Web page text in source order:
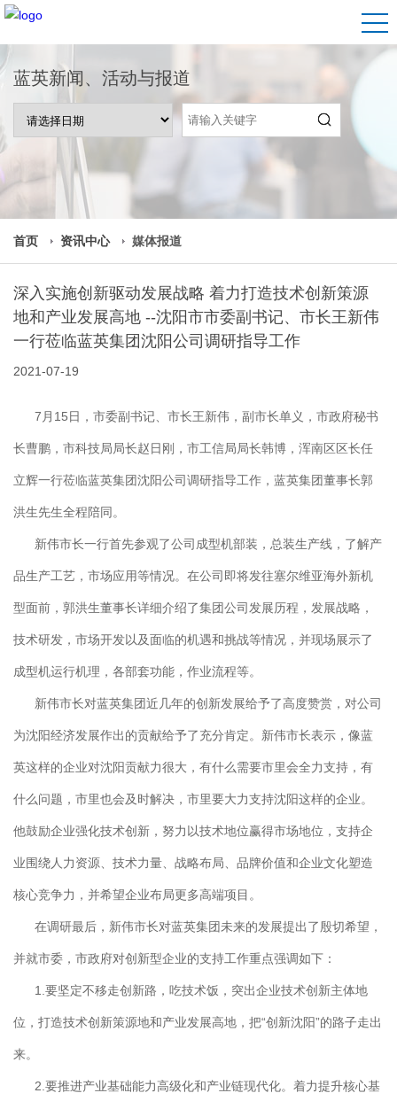
蓝英新闻、活动与报道
首页 资讯中心 媒体报道
深入实施创新驱动发展战略 着力打造技术创新策源
地和产业发展高地 --沈阳市市委副书记、市长王新伟
一行莅临蓝英集团沈阳公司调研指导工作
2021-07-19
7月 15日，市委副书记、市长王新伟，副市长单义，市政府秘书
长曹鹏，市科技局局长赵日刚，市工信局局长韩博，浑南区区长任
立辉一行莅临蓝英集团沈阳公司调研指导工作，蓝英集团董事长郭
洪生先生全程陪同。
新伟市长一行首先参观了公司成型机部装，总装生产线，了解产
品生产工艺，市场应用等情况。在公司即将发往塞尔维亚海外新机
型面前，郭洪生董事长详细介绍了集团公司发展历程，发展战略，
技术研发，市场开发以及面临的机遇和挑战等情况，并现场展示了
成型机运行机理，各部套功能，作业流程等。
新伟市长对蓝英集团近几年的创新发展给予了高度赞赏，对公司
为沈阳经济发展作出的贡献给予了充分肯定。新伟市长表示，像蓝
英这样的企业对沈阳贡献力很大，有什么需要市里会全力支持，有
什么问题，市里也会及时解决，市里要大力支持沈阳这样的企业。
他鼓励企业强化技术创新，努力以技术地位赢得市场地位，支持企
业围绕人力资源、技术力量、战略布局、品牌价值和企业文化塑造
核心竞争力，并希望企业布局更多高端项目。
在调研最后，新伟市长对蓝英集团未来的发展提出了殷切希望，
并就市委，市政府对创新型企业的支持工作重点强调如下：
1.要坚定不移走创新路，吃技术饭，突出企业技术创新主体地
位，打造技术创新策源地和产业发展高地，把“创新沈阳”的路子走出
来。
2.要推进产业基础能力高级化和产业链现代化。着力提升核心基